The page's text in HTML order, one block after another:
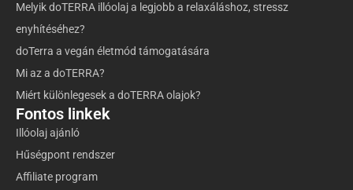
Melyik doTERRA illóolaj a legjobb a relaxáláshoz, stressz
enyhítéséhez?
doTerra a vegán életmód támogatására
Mi az a doTERRA?
Miért különlegesek a doTERRA olajok?
Fontos linkek
Illóolaj ajánló
Hűségpont rendszer
Affiliate program